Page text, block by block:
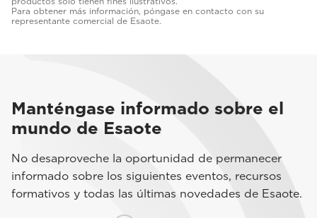
Para obtener más información, póngase en contacto con su
representante comercial de Esaote.
Manténgase informado sobre el
mundo de Esaote
No desaproveche la oportunidad de permanecer
informado sobre los siguientes eventos, recursos
formativos y todas las últimas novedades de Esaote.